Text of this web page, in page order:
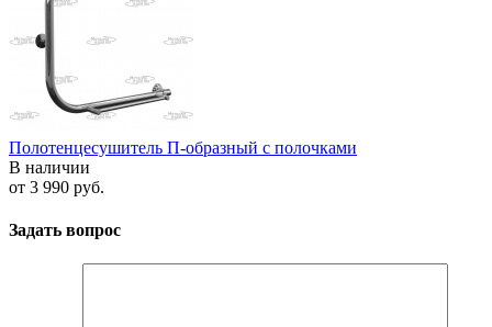
Полотенцесушитель П-образный с полочками
В наличии
от 3 990 руб.
Задать вопрос